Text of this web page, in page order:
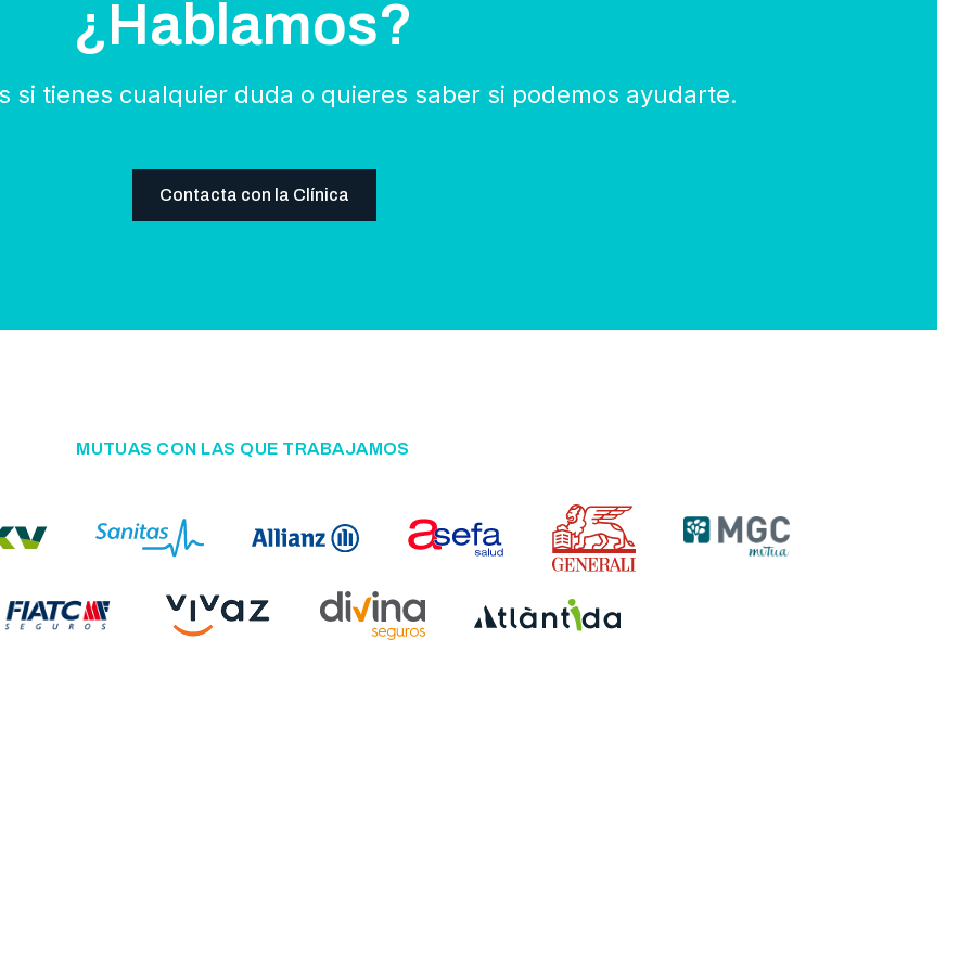
¿Hablamos?
si tienes cualquier duda o quieres saber si podemos ayudarte.
Contacta con la Clínica
MUTUAS CON LAS QUE TRABAJAMOS